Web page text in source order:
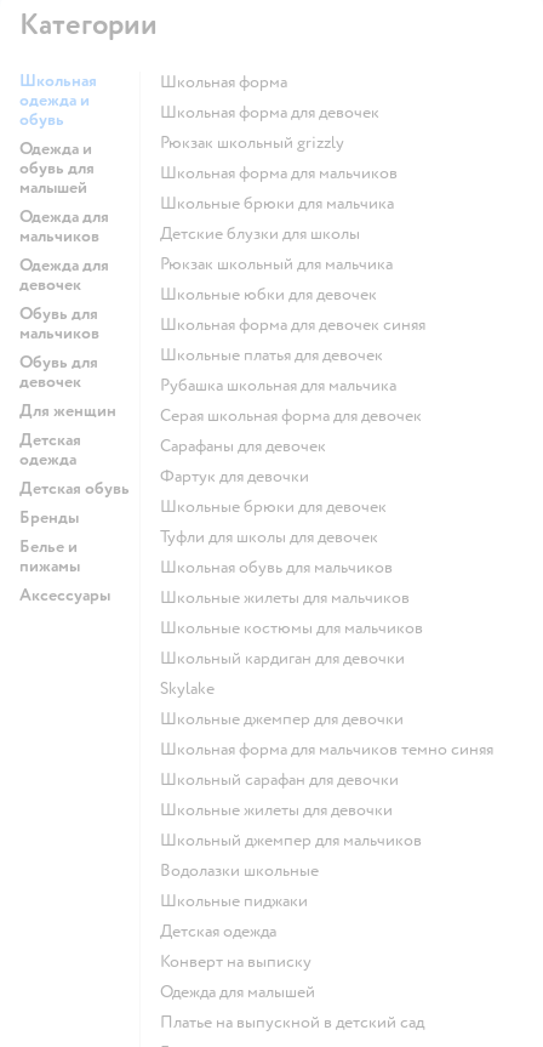
Категории
Школьная
одежда и
обувь
Одежда и
обувь для
малышей
Одежда для
мальчиков
Одежда для
девочек
Обувь для
мальчиков
Обувь для
девочек
Для женщин
Детская
одежда
Детская обувь
Бренды
Белье и
пижамы
Аксессуары
Школьная форма
Школьная форма для девочек
Рюкзак школьный grizzly
Школьная форма для мальчиков
Школьные брюки для мальчика
Детские блузки для школы
Рюкзак школьный для мальчика
Школьные юбки для девочек
Школьная форма для девочек синяя
Школьные платья для девочек
Рубашка школьная для мальчика
Серая школьная форма для девочек
Сарафаны для девочек
Фартук для девочки
Школьные брюки для девочек
Туфли для школы для девочек
Школьная обувь для мальчиков
Школьные жилеты для мальчиков
Школьные костюмы для мальчиков
Школьный кардиган для девочки
Skylake
Школьные джемпер для девочки
Школьная форма для мальчиков темно синяя
Школьный сарафан для девочки
Школьные жилеты для девочки
Школьный джемпер для мальчиков
Водолазки школьные
Школьные пиджаки
Детская одежда
Конверт на выписку
Одежда для малышей
Платье на выпускной в детский сад